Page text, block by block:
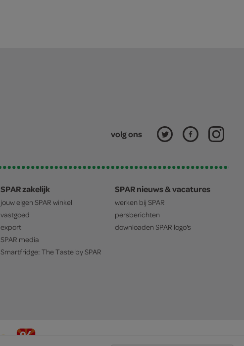
volg ons
SPAR zakelijk
jouw eigen SPAR winkel
vastgoed
export
SPAR media
Smartfridge: The Taste bySPAR
SPAR nieuws & vacatures
werken bij SPAR
persberichten
downloaden SPAR logo's